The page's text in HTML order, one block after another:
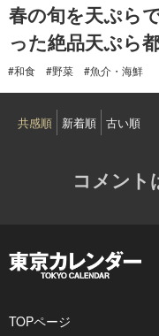
春の旬を天ぷら
った絶品天ぷら
#和食 #野菜 #魚介・海鮮
共感順 新着順 古い順
コメント
TOPページ